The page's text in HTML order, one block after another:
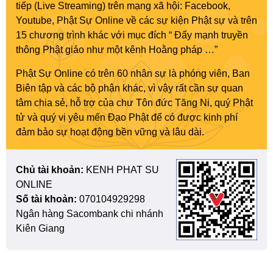
tiếp (Live Streaming) trên mạng xã hội: Facebook,
Youtube, Phật Sự Online về các sự kiện Phật sự và trên
15 chương trình khác với mục đích “ Đẩy mạnh truyền
thông Phật giáo như một kênh Hoằng pháp …”
Phật Sự Online có trên 60 nhân sự là phóng viên, Ban
Biên tập và các bộ phận khác, vì vậy rất cần sự quan
tâm chia sẻ, hỗ trợ của chư Tôn đức Tăng Ni, quý Phật
tử và quý vị yêu mến Đạo Phật để có được kinh phí
đảm bảo sự hoạt động bền vững và lâu dài.
Chủ tài khoản: KENH PHAT SU
ONLINE
Số tài khoản: 070104929298
Ngân hàng Sacombank chi nhánh
Kiên Giang